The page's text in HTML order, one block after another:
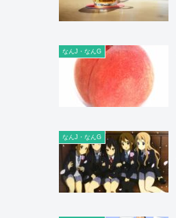
なんJ・なんG
なんJ・なんG